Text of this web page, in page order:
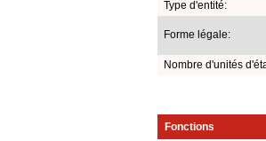
Type d'entité:
Forme légale:
Nombre d'unités
Fonctions